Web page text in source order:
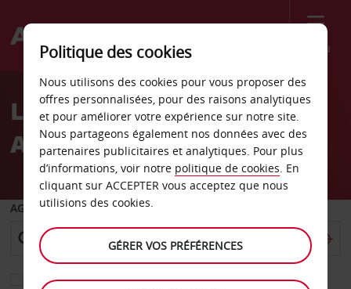
Menu
Welcome
AvisLocation de voiture 116
Ave Bellevue
AGENCE DE DÉPART
Sélectionnez une autre agence de retour
Politique des cookies
Nous utilisons des cookies pour vous proposer des
offres personnalisées, pour des raisons analytiques
et pour améliorer votre expérience sur notre site.
Nous partageons également nos données avec des
partenaires publicitaires et analytiques. Pour plus
d’informations, voir notre politique de cookies. En
cliquant sur ACCEPTER vous acceptez que nous
utilisions des cookies.
GÉRER VOS PRÉFÉRENCES